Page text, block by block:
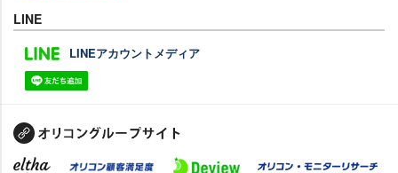
LINE
LINEアカウントメディア